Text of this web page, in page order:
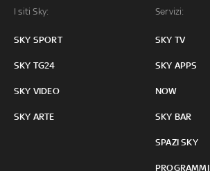
I siti Sky:
SKY SPORT
SKY TG24
SKY VIDEO
SKY ARTE
Servizi:
SKY TV
SKY APPS
NOW
SKY BAR
SPAZI SKY
PROGRAMMI